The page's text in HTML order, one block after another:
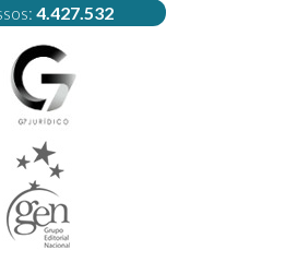
4.427.532